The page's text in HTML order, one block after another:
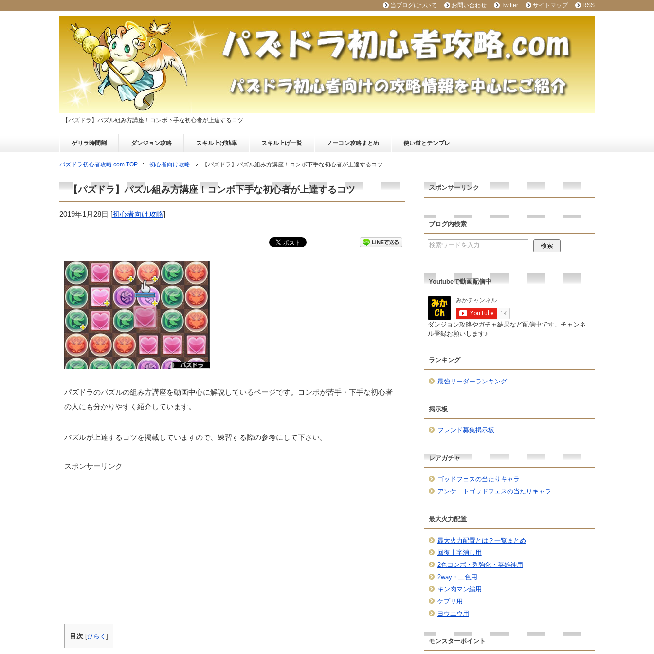
【パズドラ】パズル組み方講座！コンボ下手な初心者が上達するコツ
ゲリラ時間割 ダンジョン攻略 スキル上げ効率 スキル上げ一覧 ノーコン攻略まとめ 使い道とテンプレ
パズドラ初心者攻略.com TOP 初心者向け攻略 【パズドラ】パズル組み方講座！コンボ下手な初心者が上達するコツ
【パズドラ】パズル組み方講座！コンボ下手な初心者が上達するコツ
2019年1月28日 [初心者向け攻略]
パズドラのパズルの組み方講座を動画中心に解説しているページです。コンボが苦手・下手な初心者
の人にも分かりやすく紹介しています。
パズルが上達するコツを掲載していますので、練習する際の参考にして下さい。
スポンサーリンク
目次 [ひらく ]
スポンサーリンク
ブログ内検索
Youtubeで動画配信中
ダンジョン攻略やガチャ結果など配信中です。チャンネ
ル登録お願いします♪
ランキング
最強リーダーランキング
掲示板
フレンド募集掲示板
レアガチャ
ゴッドフェスの当たりキャラ
アンケートゴッドフェスの当たりキャラ
最大火力配置
最大火力配置とは？一覧まとめ
回復十字消し用
2色コンボ・列強化・英雄神用
2way・二色用
キン肉マン編用
ケプリ用
ヨウユウ用
モンスターポイント
当ブログについて お問い合わせ Twitter サイトマップ RSS